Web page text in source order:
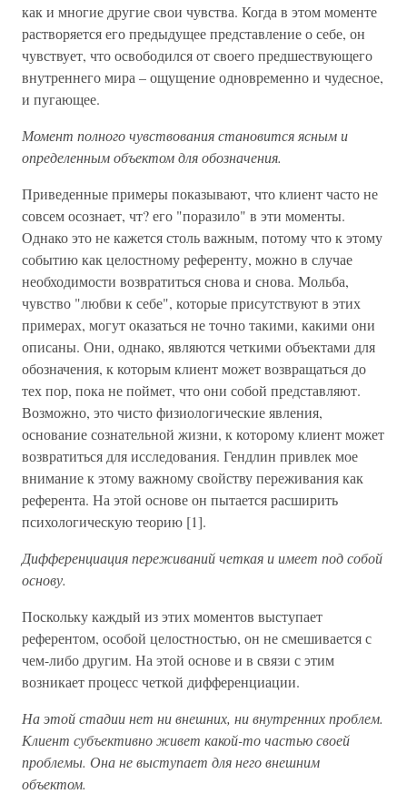
как и многие другие свои чувства. Когда в этом моменте
растворяется его предыдущее представление о себе, он
чувствует, что освободился от своего предшествующего
внутреннего мира – ощущение одновременно и чудесное,
и пугающее.
Момент полного чувствования становится ясным и
определенным объектом для обозначения.
Приведенные примеры показывают, что клиент часто не
совсем осознает, чт? его "поразило" в эти моменты.
Однако это не кажется столь важным, потому что к этому
событию как целостному референту, можно в случае
необходимости возвратиться снова и снова. Мольба,
чувство "любви к себе", которые присутствуют в этих
примерах, могут оказаться не точно такими, какими они
описаны. Они, однако, являются четкими объектами для
обозначения, к которым клиент может возвращаться до
тех пор, пока не поймет, что они собой представляют.
Возможно, это чисто физиологические явления,
основание сознательной жизни, к которому клиент может
возвратиться для исследования. Гендлин привлек мое
внимание к этому важному свойству переживания как
референта. На этой основе он пытается расширить
психологическую теорию [1].
Дифференциация переживаний четкая и имеет под собой
основу.
Поскольку каждый из этих моментов выступает
референтом, особой целостностью, он не смешивается с
чем-либо другим. На этой основе и в связи с этим
возникает процесс четкой дифференциации.
На этой стадии нет ни внешних, ни внутренних проблем.
Клиент субъективно живет какой-то частью своей
проблемы. Она не выступает для него внешним
объектом.